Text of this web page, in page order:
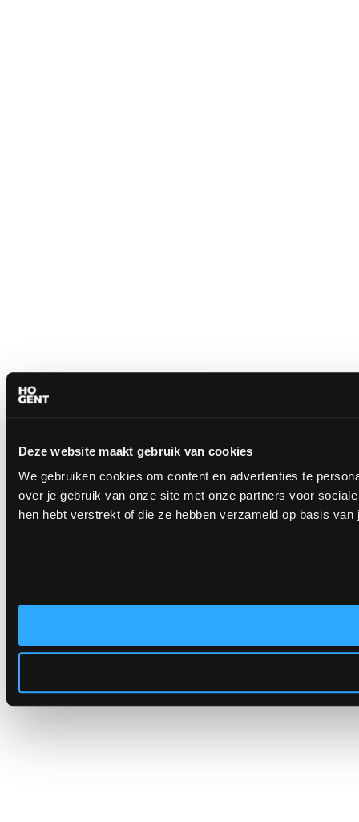
Deze website maakt gebruik van cookies
We gebruiken cookies om content en advertenties te
over je gebruik van onze site met onze partners voor
hen hebt verstrekt of die ze hebben verzameld op basis van